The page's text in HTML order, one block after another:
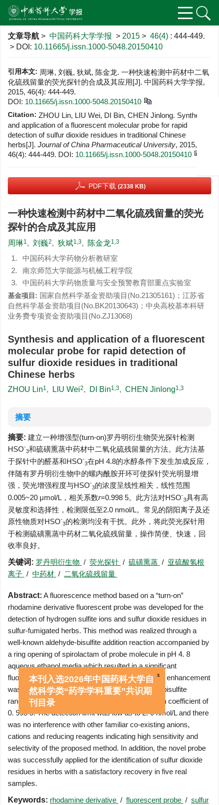
文章导航 > 中国药科大学学报 > 2015 > 46(4) : 444-449.
> DOI: 10.11665/j.issn.1000-5048.20150410
引用本文: 周琳, 刘巍, 狄斌, 陈金龙. 一种快速检测中药材中二氧
化硫残留量的荧光探针的合成及其应用[J]. 中国药科大学学报,
2015, 46(4): 444-449.
DOI: 10.11665/j.issn.1000-5048.20150410
Citation: ZHOU Lin, LIU Wei, DI Bin, CHEN Jinlong. Synthesis
and application of a fluorescent molecular probe for rapid
detection of sulfur dioxide residues in traditional Chinese
herbs[J]. Journal of China Pharmaceutical University, 2015,
46(4): 444-449. DOI: 10.11665/j.issn.1000-5048.20150410
PDF下载 (2338 KB)
一种快速检测中药材中二氧化硫残留量的荧光
探针的合成及其应用
周琳1, 刘巍2, 狄斌1,3, 陈金龙1,3
1.
中国药科大学药物分析教研室
2.
南京师范大学能源与机械工程学院
3.
中国药科大学药物质量与安全预警教育部重点实验室
基金项目: 国家自然科学基金资助项目(No.21305161)；江苏省
自然科学基金资助项目(No.BK20130643)；中央高校基本科研
业务费专项资金资助项目(No.ZJ13068)
Synthesis and application of a fluorescent
molecular probe for rapid detection of
sulfur dioxide residues in traditional
Chinese herbs
ZHOU Lin1, LIU Wei2, DI Bin1,3, CHEN Jinlong1,3
摘要
摘要: 建立一种增强型(turn-on)罗丹明衍生物荧光探针检测
HSO-
3和硫磺熏蒸中药材中二氧化硫残留量的方法。此方法基
于探针中的醛基和HSO-
3在pH 4.8的水醇条件下发生加成反应，
伴随有罗丹明衍生物中的螺内酰胺开环可使探针荧光明显增
强，荧光增强程度与HSO-
3的浓度呈线性相关，线性范围
0.005~20 μmol/L，相关系数r=0.998 5。此方法对HSO-
3具有高
灵敏度和选择性，检测限低至2.0 nmol/L。常见的阴阳离子及还
原性物质对HSO-
3的检测均没有干扰。此外，将此荧光探针用
于检测硫磺熏蒸中药材二氧化硫残留量，操作简便、快速，回
收率良好。
关键词: 罗丹明衍生物 / 荧光探针 / 硫磺熏蒸 / 亚硫酸氢根
离子 / 中药材 / 二氧化硫残留量
Abstract: A fluorescence method based on a “turn-on”
rhodamine derivative fluorescent probe was developed for the
detection of hydrogen sulfite ions and sulfur dioxide residues in
sulfur-fumigated herbs. This method was realized through a
well-known aldehyde-bisulfite addition reaction accompanied by
a ring opening of spirolactam of probe molecule in pH 4. 8
aqueous ethanol media which resulted in a significant
fluorescence and color change. The fluorescence enhancement
was linearly proportional to the concentrations of bisulfite
ranging from 0. 005 to 20 μmol/L with a correlation coefficient of
0. 998 5. The detection limit was low as to 2. 0 nmol/L and there
was no interference with other familiar co-existing anions,
cations and reducing reagents indicating high sensitivity and
selectivity of the proposed method. In addition, the novel probe
was successfully applied for the identification of sulfur dioxide
residues in herbs with a satisfactory recovery in five real
samples.
Keywords: rhodamine derivative / fluorescent probe / sulfur
本刊入选2026年中国药科大学自
然科学类“药学学科重要”共识期
刊目录